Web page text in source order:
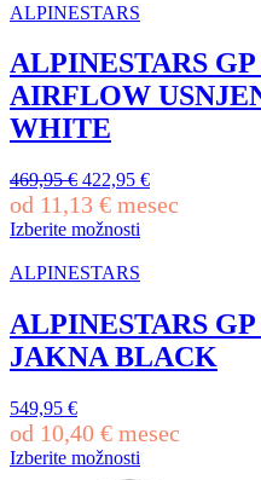
ALPINESTARS
ALPINESTARS
AIRFLOW
WHITE
469,95€ Izvirna
cena
je
bila:
469,95 €.
422,95 €Trenutna
cena
od 11,13 € mesec
Izberite možnosti
izdelek
več
različic.
Možnosti
izberete
na
strani
izdelka
ALPINESTARS
ALPINESTARS
JAKNA BLACK
549,95 €
od 10,40 € mesec
Izberite možnosti